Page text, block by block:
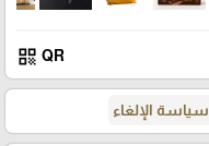
QR
qr_code
سياسة الإلغاء